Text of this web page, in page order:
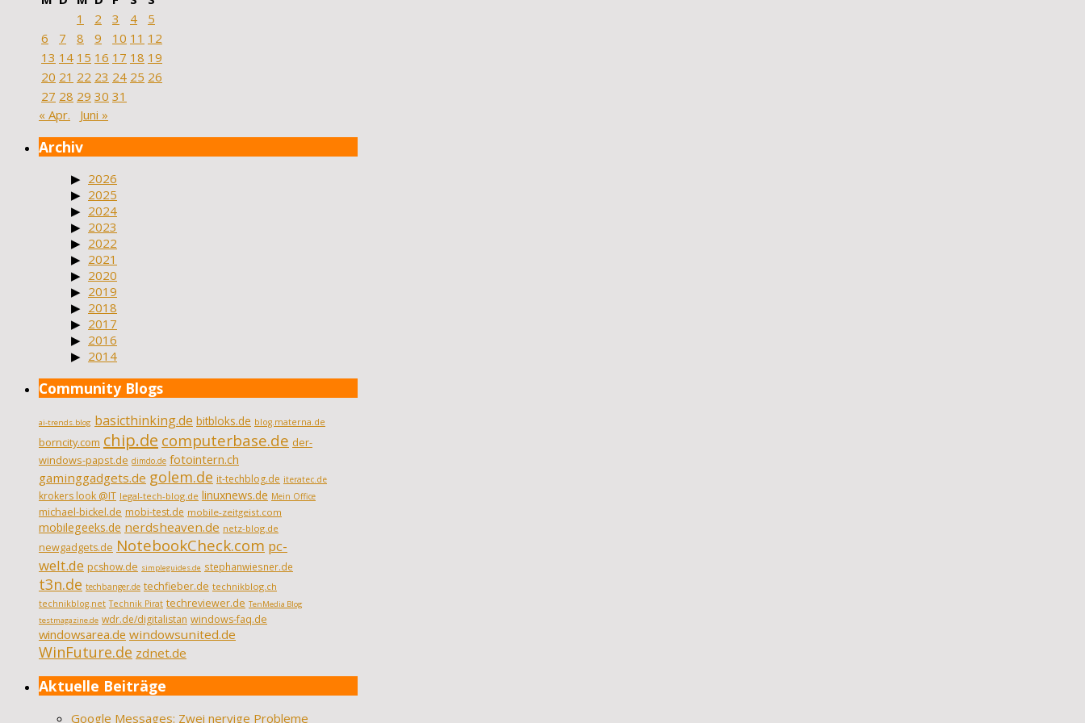
1
2 3 4
5
6
7 8 9 10 11 12
13 14 15 16 17 18 19
20 21 22 23 24 25 26
27 28 29 30 31
« Apr.
Juni »
Archiv
2026
2025
2024
2023
2022
2021
2020
2019
2018
2017
2016
2014
Community Blogs
ai-trends.blog basicthinking.de bitbloks.de blog.materna.de
borncity.com chip.de computerbase.de der-
windows-papst.de dimdo.de fotointern.ch
gaminggadgets.de golem.de it-techblog.de iteratec.de
krokers look @IT legal-tech-blog.de linuxnews.de Mein Office
michael-bickel.de mobi-test.de mobile-zeitgeist.com
mobilegeeks.de nerdsheaven.de netz-blog.de
newgadgets.de NotebookCheck.com pc-
welt.de pcshow.de simpleguides.de stephanwiesner.de
t3n.de techbanger.de techfieber.de technikblog.ch
technikblog.net Technik Pirat techreviewer.de TenMedia Blog
testmagazine.de wdr.de/digitalistan windows-faq.de
windowsarea.de windowsunited.de
WinFuture.de zdnet.de
Aktuelle Beiträge
Google Messages: Zwei nervige Probleme